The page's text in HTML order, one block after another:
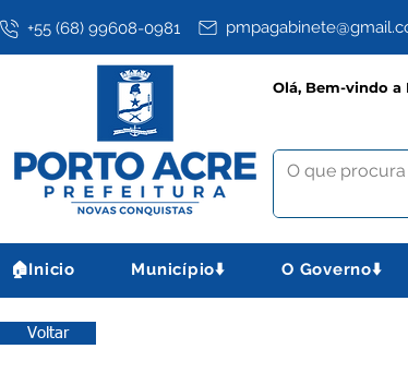
+55 (68) 99608-0981
Olá, Bem-vindo a
🏠Inicio Município⬇️ O Governo⬇️
Voltar